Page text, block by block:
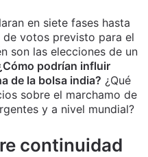
en siete fases hasta
votos previsto para el
son las elecciones de un
podrían influir
de la bolsa india? ¿Qué
sobre el marchamo de
y a nivel mundial?
continuidad